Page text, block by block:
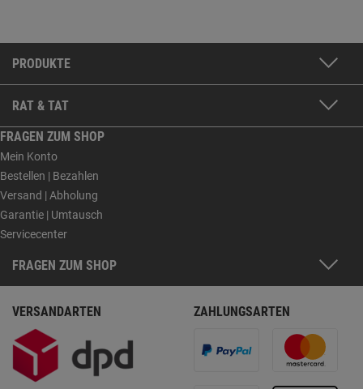
PRODUKTE
RAT & TAT
FRAGEN ZUM SHOP
Mein Konto
Bestellen | Bezahlen
Versand | Abholung
Garantie | Umtausch
Servicecenter
FRAGEN ZUM SHOP
VERSANDARTEN ZAHLUNGSARTEN